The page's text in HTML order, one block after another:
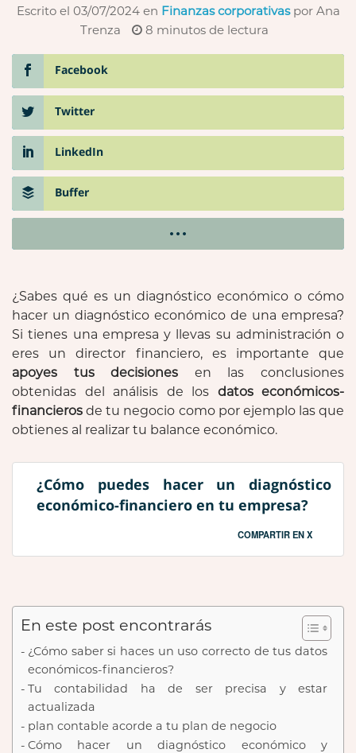
Escrito el 03/07/2024en Finanzas corporativas por Ana
Trenza
8 minutos de lectura
Facebook
Twitter
LinkedIn
Buffer
¿Sabes qué es un diagnóstico económico o cómo
hacer un diagnóstico económico de una empresa?
Si tienes una empresa y llevas su administración o
eres un director financiero, es importante que
apoyes tus decisiones en las conclusiones
obtenidas del análisis de los datos económicos-
financieros de tu negocio como por ejemplo las que
obtienes al realizar tu balance económico.
¿Cómo puedes hacer un diagnóstico
económico-financiero en tu empresa?
COMPARTIR EN X
En este post encontrarás
¿Cómo saber si haces un uso correcto de tus datos
económicos-financieros?
Tu contabilidad ha de ser precisa y estar
actualizada
plan contable acorde a tu plan de negocio
Cómo hacer un diagnóstico económico y